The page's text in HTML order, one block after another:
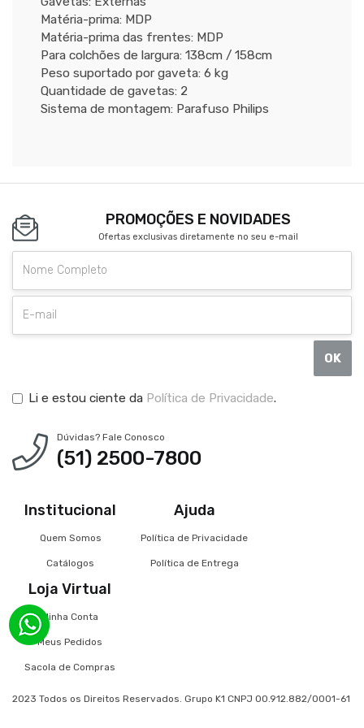
Matéria-prima: MDP
Matéria-prima das frentes: MDP
Para colchões de largura: 138cm / 158cm
Peso suportado por gaveta: 6 kg
Quantidade de gavetas: 2
Sistema de montagem: Parafuso Philips
PROMOÇÕES E NOVIDADES
Ofertas exclusivas diretamente no seu e-mail
OK
Li e estou ciente da Política de Privacidade.
Dúvidas? Fale Conosco
(51) 2500-7800
Institucional
Quem Somos
Catálogos
Ajuda
Política de Privacidade
Política de Entrega
Loja Virtual
Minha Conta
Meus Pedidos
Sacola de Compras
2023 Todos os Direitos Reservados. Grupo K1 CNPJ 00.912.882/0001-61